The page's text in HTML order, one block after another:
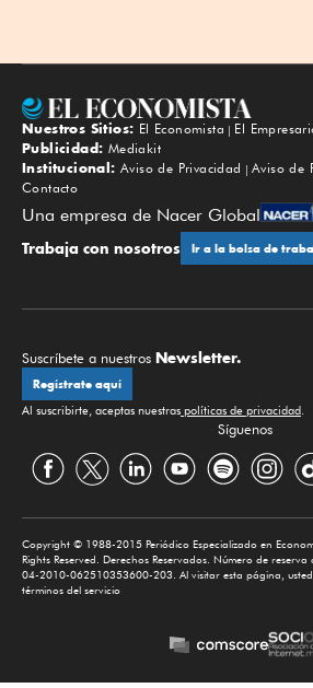
Nuestros Sitios: El Economista El
Publicidad: Mediakit
Institucional: Aviso de Privacidad
Aviso de
Contacto
Una empresa de Nacer Global
Trabaja con nosotros Ir a la bolsa de
Suscríbete a nuestros Newsletter.
Regístrate aquí
Al suscribirte, aceptas nuestras políticas de privacidad.
Síguenos
Copyright © 1988-2015 Periódico Especializado en
Rights Reserved. Derechos Reservados. Número de
04-2010-062510353600-203. Al visitar esta página,
términos del servicio